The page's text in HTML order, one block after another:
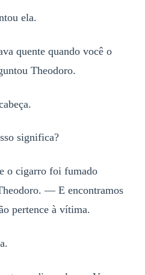
ela.
quente quando você o
Theodoro.
significa?
o cigarro foi fumado
— E encontramos
pertence à vítima.